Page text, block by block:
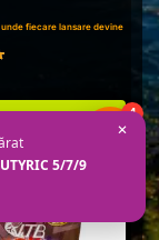
fiecare lansare devine
4
×
5/7/9